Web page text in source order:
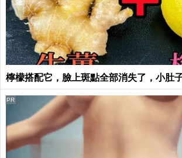
檸檬搭配它，臉上斑點全部消失了，小肚
PR